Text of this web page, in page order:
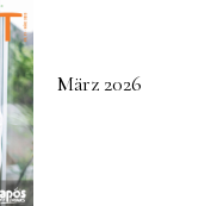
März 2026